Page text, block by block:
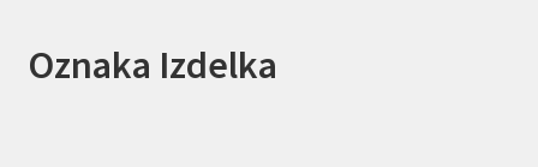
Oznaka Izdelka